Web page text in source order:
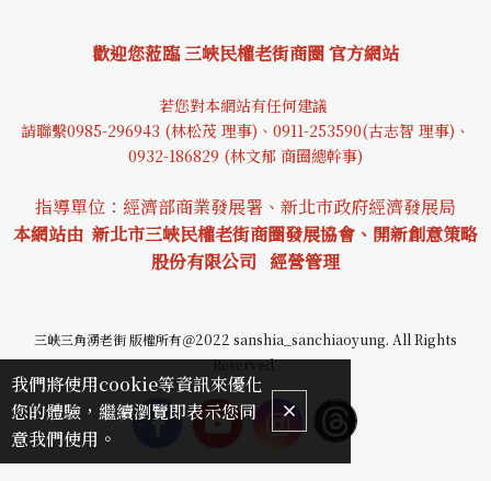
歡迎您蒞臨 三峽民權老街商圈 官方網站
若您對本網站有任何建議
請聯繫0985-296943 (林松茂 理事)、0911-253590(古志智 理事)、
0932-186829 (林文郁 商圈總幹事)
指導單位：經濟部商業發展署、新北市政府經濟發展局
本網站由 新北市三峽民權老街商圈發展協會、開新創意策略
股份有限公司 經營管理
三峽三角湧老街 版權所有＠2022 sanshia_sanchiaoyung. All Rights
Reserved.
我們將使用cookie等資訊來優化
您的體驗，繼續瀏覽即表示您同
意我們使用。